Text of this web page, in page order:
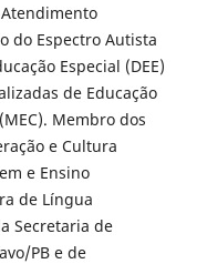
do Espectro Autista
Especial (DEE)
de Educação
Membro dos
e Cultura
e Ensino
de Língua
Secretaria de
PB e de